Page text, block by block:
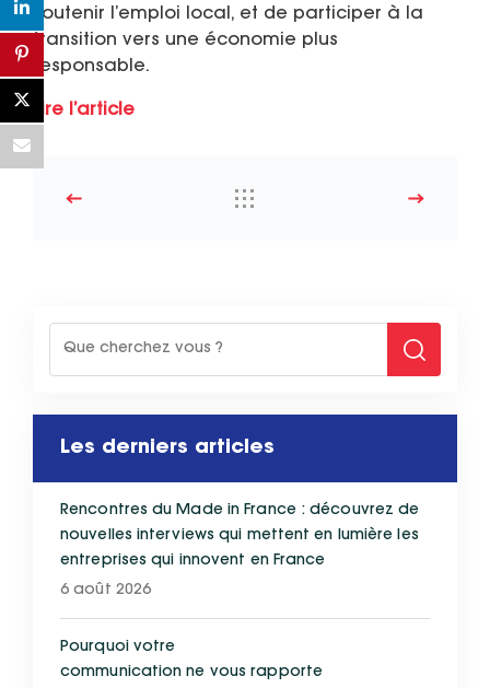
soutenir l’emploi local, et de participer à la
transition vers une économie plus
responsable.
Lire l’article
Les derniers articles
Rencontres du Made in France : découvrez de
nouvelles interviews qui mettent en lumière les
entreprises qui innovent en France
6 août 2026
Pourquoi votre
communication ne vous rapporte